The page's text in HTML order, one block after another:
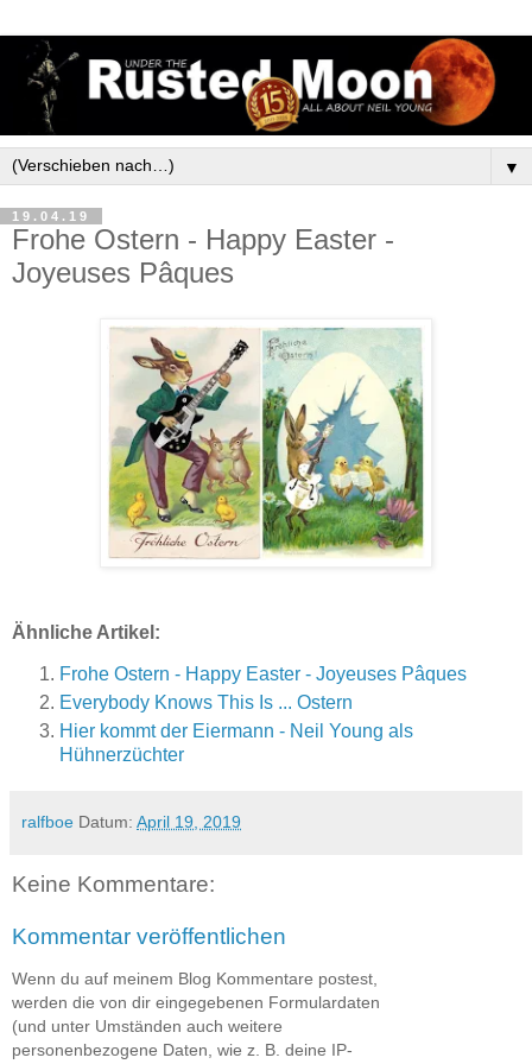
▼
19.04.19
Frohe Ostern - Happy Easter -
Joyeuses Pâques
Ähnliche Artikel:
Frohe Ostern - Happy Easter - Joyeuses Pâques
Everybody Knows This Is ... Ostern
Hier kommt der Eiermann - Neil Young als
Hühnerzüchter
ralfboe Datum: April 19, 2019
Keine Kommentare:
Kommentar veröffentlichen
Wenn du auf meinem Blog Kommentare postest,
werden die von dir eingegebenen Formulardaten
(und unter Umständen auch weitere
personenbezogene Daten, wie z. B. deine IP-